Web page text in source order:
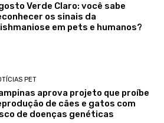
Verde Claro: você sabe
os sinais da
em pets e humanos?
PET
aprova projeto que proíbe
de cães e gatos com
de doenças genéticas